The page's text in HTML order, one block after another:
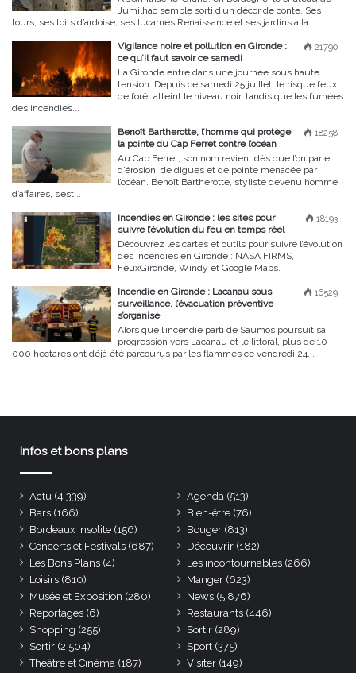
Jumilhac semble sorti d’un décor de conte. Ses
tours, ses toits d’ardoise, ses lucarnes Renaissance et ses jardins à la...
21790
Vigilance noire et pollution en Gironde :
ce qu’il faut savoir ce samedi
La Gironde entre dans une journée sous haute
tension. Depuis ce samedi 25 juillet, le risque feux
de forêt atteint le niveau noir, tandis que les fumées
des incendies...
18258
Benoît Bartherotte, l’homme qui protège
la pointe du Cap Ferret contre l’océan
Au Cap Ferret, son nom revient dès que l’on parle
d’érosion, de digues et de pointe menacée par
l’océan. Benoît Bartherotte, styliste devenu homme
d’affaires, s’est...
18193
Incendies en Gironde : les sites pour
suivre l’évolution du feu en temps réel
Découvrez les cartes et outils pour suivre l’évolution
des incendies en Gironde : NASA FIRMS,
FeuxGironde, Windy et Google Maps.
16529
Incendie en Gironde : Lacanau sous
surveillance, l’évacuation préventive
s’organise
Alors que l’incendie parti de Saumos poursuit sa
progression vers Lacanau et le littoral, plus de 10
000 hectares ont déjà été parcourus par les flammes ce vendredi 24...
Infos et bons plans
Actu (4 339) Agenda (513)
Bars (166) Bien-être (76)
Bordeaux Insolite (156) Bouger (813)
Concerts et Festivals (687) Découvrir (182)
Les Bons Plans (4) Les incontournables (266)
Loisirs (810) Manger (623)
Musée et Exposition (280) News (5 876)
Reportages (6) Restaurants (446)
Shopping (255) Sortir (289)
Sortir (2 504) Sport (375)
Théâtre et Cinéma (187) Visiter (149)